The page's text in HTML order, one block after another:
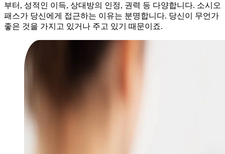
부터, 성적인 이득, 상대방의 인정, 권력 등 다양합니다. 소시오
패스가 당신에게 접근하는 이유는 분명합니다. 당신이 무언가
좋은 것을 가지고 있거나 주고 있기 때문이죠.